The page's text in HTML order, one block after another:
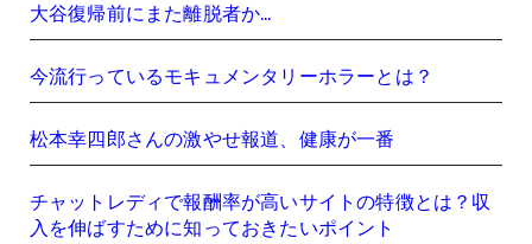
大谷復帰前にまた離脱者か…
今流行っているモキュメンタリーホラーとは？
松本幸四郎さんの激やせ報道、健康が一番
チャットレディで報酬率が高いサイトの特徴とは？収
入を伸ばすために知っておきたいポイント